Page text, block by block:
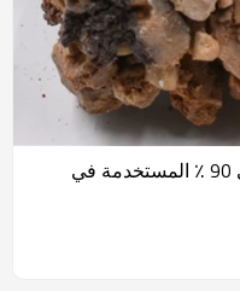
المواد الخام أكسيد المغنيسيوم البني 90 ٪ المستخدمة في